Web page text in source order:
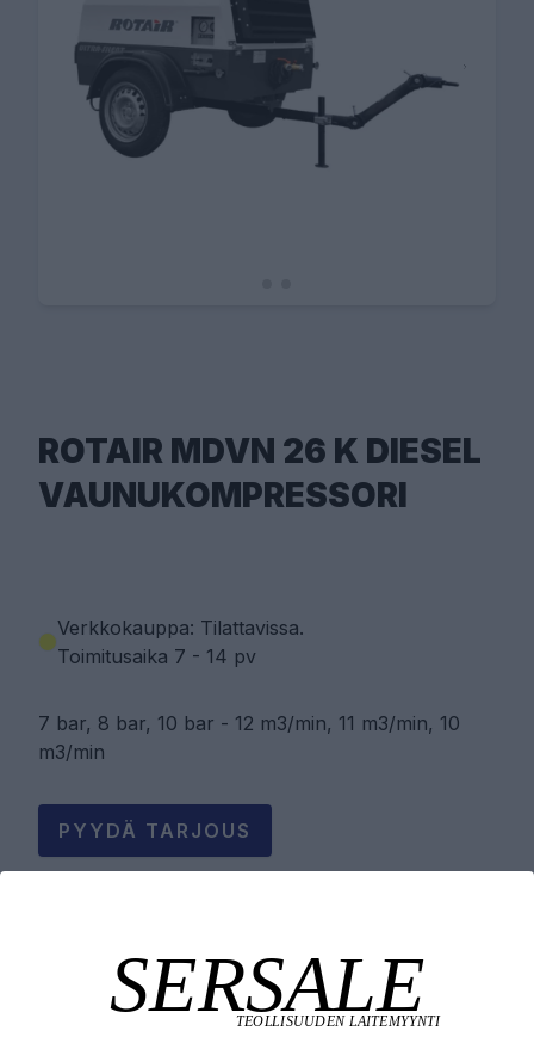
ROTAIR MDVN 26 K DIESEL
VAUNUKOMPRESSORI
Verkkokauppa: Tilattavissa.
Toimitusaika 7 - 14 pv
7 bar, 8 bar, 10 bar - 12 m3/min, 11 m3/min, 10
m3/min
PYYDÄ TARJOUS